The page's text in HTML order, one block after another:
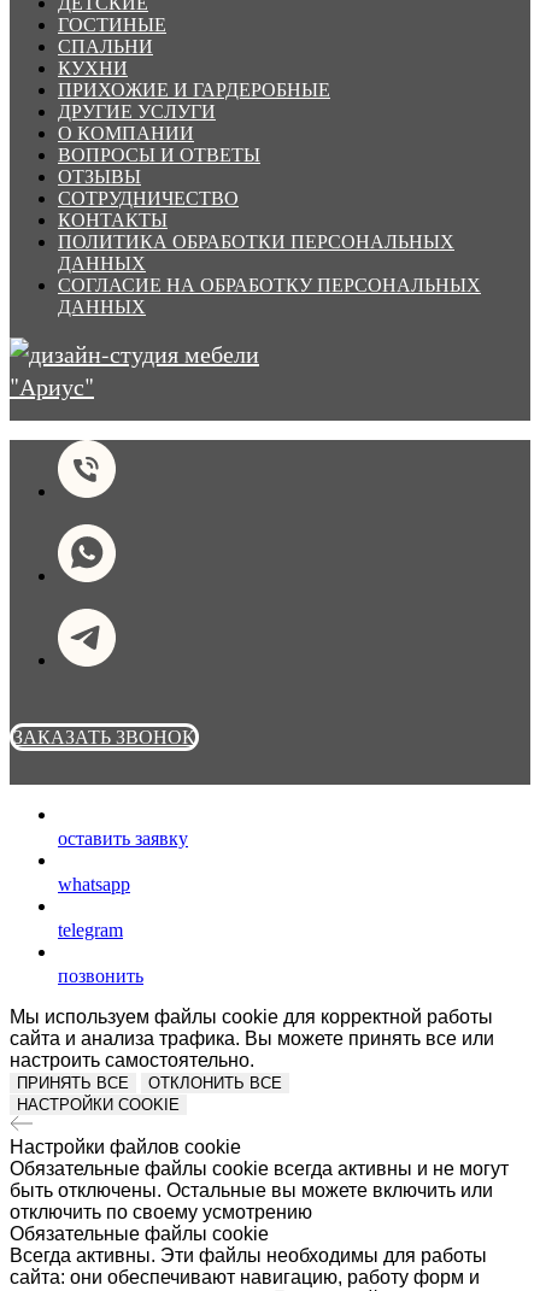
ГОСТИНЫЕ
СПАЛЬНИ
КУХНИ
ПРИХОЖИЕ И ГАРДЕРОБНЫЕ
ДРУГИЕ УСЛУГИ
О КОМПАНИИ
ВОПРОСЫ И ОТВЕТЫ
ОТЗЫВЫ
СОТРУДНИЧЕСТВО
КОНТАКТЫ
ПОЛИТИКА ОБРАБОТКИ ПЕРСОНАЛЬНЫХ
ДАННЫХ
СОГЛАСИЕ НА ОБРАБОТКУ ПЕРСОНАЛЬНЫХ
ДАННЫХ
ЗАКАЗАТЬ ЗВОНОК
оставить заявку
whatsapp
telegram
позвонить
Мы используем файлы cookie для корректной работы
сайта и анализа трафика. Вы можете принять все или
настроить самостоятельно.
ПРИНЯТЬ ВСЕ
ОТКЛОНИТЬ ВСЕ
НАСТРОЙКИ COOKIE
Настройки файлов cookie
Обязательные файлы cookie всегда активны и не могут
быть отключены. Остальные вы можете включить или
отключить по своему усмотрению
Обязательные файлы cookie
Всегда активны. Эти файлы необходимы для работы
сайта: они обеспечивают навигацию, работу форм и